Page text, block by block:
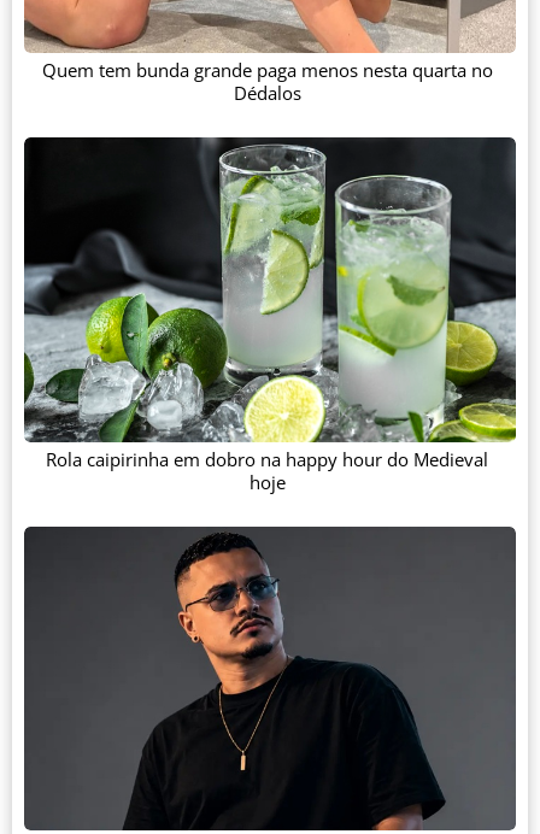
Quem tem bunda grande paga menos nesta quarta no
Dédalos
Rola caipirinha em dobro na happy hour do Medieval
hoje